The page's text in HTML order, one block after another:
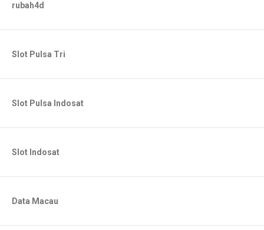
rubah4d
Slot Pulsa Tri
Slot Pulsa Indosat
Slot Indosat
Data Macau